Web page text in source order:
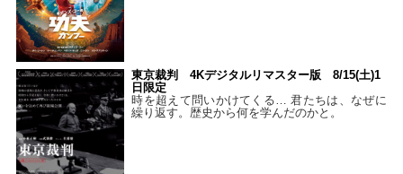
東京裁判 4Kデジタルリマスター版 8/15(土)1
日限定
時を超えて問いかけてくる… 君たちは、なぜに
繰り返す。歴史から何を学んだのかと。